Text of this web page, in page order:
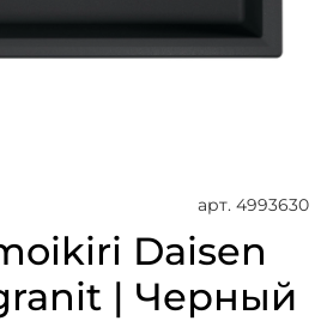
арт. 4993630
Daisen
| Черный